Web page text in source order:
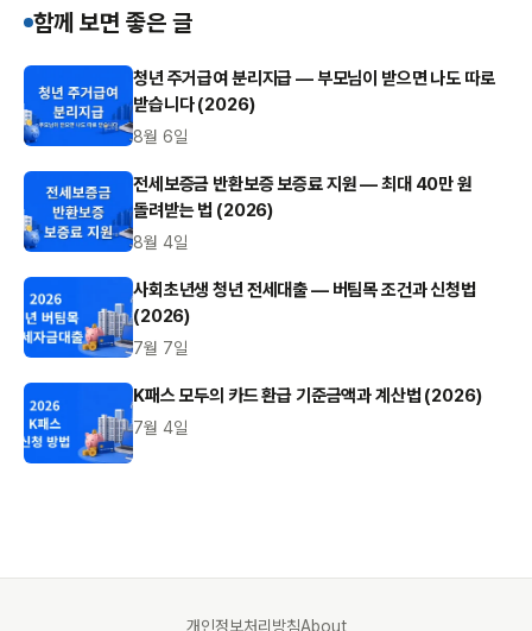
함께 보면 좋은 글
청년 주거급여 분리지급 — 부모님이 받으면 나도 따로
받습니다 (2026)
8월 6일
전세보증금 반환보증 보증료 지원 — 최대 40만 원
돌려받는 법 (2026)
8월 4일
사회초년생 청년 전세대출 — 버팀목 조건과 신청법
(2026)
7월 7일
K패스 모두의 카드 환급 기준금액과 계산법 (2026)
7월 4일
개인정보처리방침About